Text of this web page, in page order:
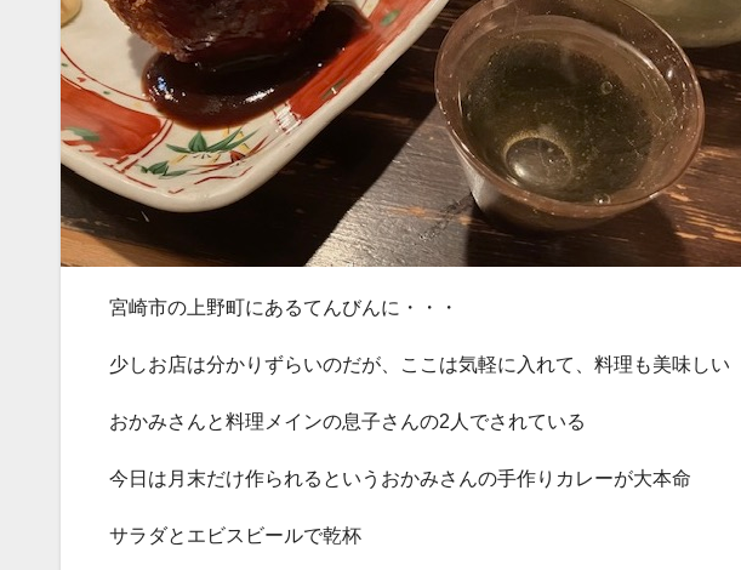
宮崎市の上野町にあるてんびんに・・・
少しお店は分かりずらいのだが、ここは気軽に入れて、料理も美味しい
おかみさんと料理メインの息子さんの2人でされている
今日は月末だけ作られるというおかみさんの手作りカレーが大本命
サラダとエビスビールで乾杯